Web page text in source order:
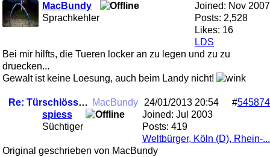
Joined: Nov 2007
Posts: 2,528
Likes: 16
LDS
MacBundy
Sprachkehler
Bei mir hilfts, die Tueren locker an zu legen und zu zu
druecken...
Gewalt ist keine Loesung, auch beim Landy nicht!
Re: Türschlösser td5 MacBundy #545874
24/01/2013 20:54
Joined: Jul 2003
Posts: 419
Weltbürger, Köln (D), Rhein-...
spiess
Süchtiger
Original geschrieben von MacBundy